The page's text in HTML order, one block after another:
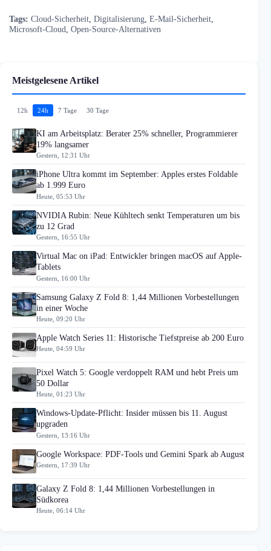
Tags: Cloud-Sicherheit Digitalisierung E-Mail-Sicherheit
Microsoft-Cloud Open-Source-Alternativen
Meistgelesene Artikel
12h 24h 7 Tage 30 Tage
KI am Arbeitsplatz: Berater 25% schneller, Programmierer
19% langsamer
Gestern, 12:31 Uhr
iPhone Ultra kommt im September: Apples erstes Foldable
ab 1.999 Euro
Heute, 05:53 Uhr
NVIDIA Rubin: Neue Kühltech senkt Temperaturen um bis
zu 12 Grad
Gestern, 16:55 Uhr
Virtual Mac on iPad: Entwickler bringen macOS auf Apple-
Tablets
Gestern, 16:00 Uhr
Samsung Galaxy Z Fold 8: 1,44 Millionen Vorbestellungen
in einer Woche
Heute, 09:20 Uhr
Apple Watch Series 11: Historische Tiefstpreise ab 200 Euro
Heute, 04:59 Uhr
Pixel Watch 5: Google verdoppelt RAM und hebt Preis um
50 Dollar
Heute, 01:23 Uhr
Windows-Update-Pflicht: Insider müssen bis 11. August
upgraden
Gestern, 13:16 Uhr
Google Workspace: PDF-Tools und Gemini Spark ab August
Gestern, 17:39 Uhr
Galaxy Z Fold 8: 1,44 Millionen Vorbestellungen in
Südkorea
Heute, 06:14 Uhr